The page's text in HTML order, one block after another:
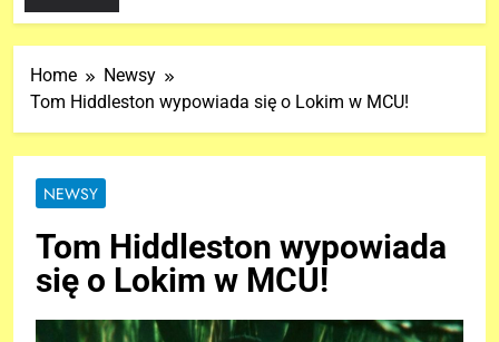
Home
Newsy
Tom Hiddleston wypowiada się o Lokim w MCU!
NEWSY
Tom Hiddleston wypowiada
się o Lokim w MCU!